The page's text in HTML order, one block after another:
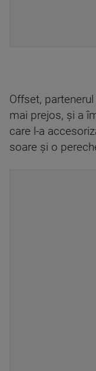
Offset,
mai prejos, și a
care l-a
soare și o